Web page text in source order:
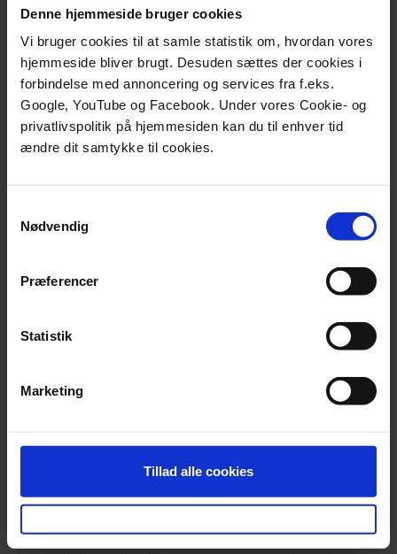
Denne hjemmeside bruger cookies
Vi bruger cookies til at samle statistik om, hvordan vores
hjemmeside bliver brugt. Desuden sættes der cookies i
forbindelse med annoncering og services fra f.eks.
Google, YouTube og Facebook. Under vores Cookie- og
privatlivspolitik på hjemmesiden kan du til enhver tid
ændre dit samtykke til cookies.
Nødvendig
Præferencer
Statistik
Marketing
Tillad alle cookies
projektet om Computational Thinking i Matematik,
Naturfag og Samfundsfag. Hun har en Ph.d. i
computational thinking og ’computing education’, har
været gymnasielærer i 15 år og er nu ansat på Center
for Computational Thinking & Design, Aarhus
Universitet. Line arbejder bl.a. med udvikling af
materialer og værktøjer til brug i
Dato
1. februar 2024 kl. 15:30-16:30.
1-2 dage inden webinarets afholdelse vil du få
dig med.
Målgruppe og key takeaways